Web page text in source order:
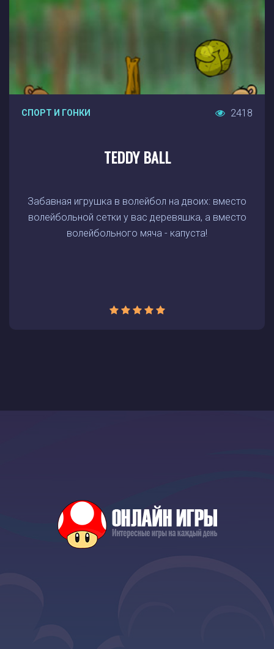
СПОРТ И ГОНКИ 2418
TEDDY BALL
Забавная игрушка в волейбол на двоих: вместо
волейбольной сетки у вас деревяшка, а вместо
волейбольного мяча - капуста!